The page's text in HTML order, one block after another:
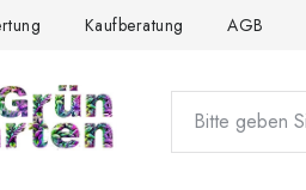
Kaufberatung AGB